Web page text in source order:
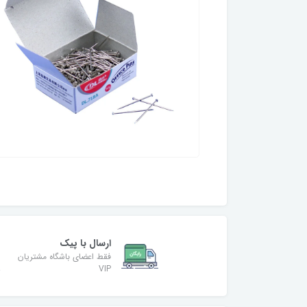
ارسال با پیک
فقط اعضای باشگاه مشتریان
VIP